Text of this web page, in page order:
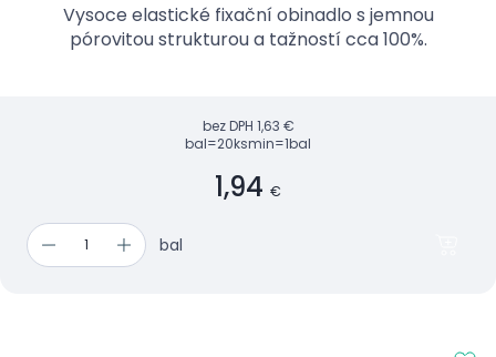
Vysoce elastické fixační obinadlo s jemnou
pórovitou strukturou a tažností cca 100%.
bez DPH 1,63 €
bal=20ksmin=1bal
1,94 €
bal